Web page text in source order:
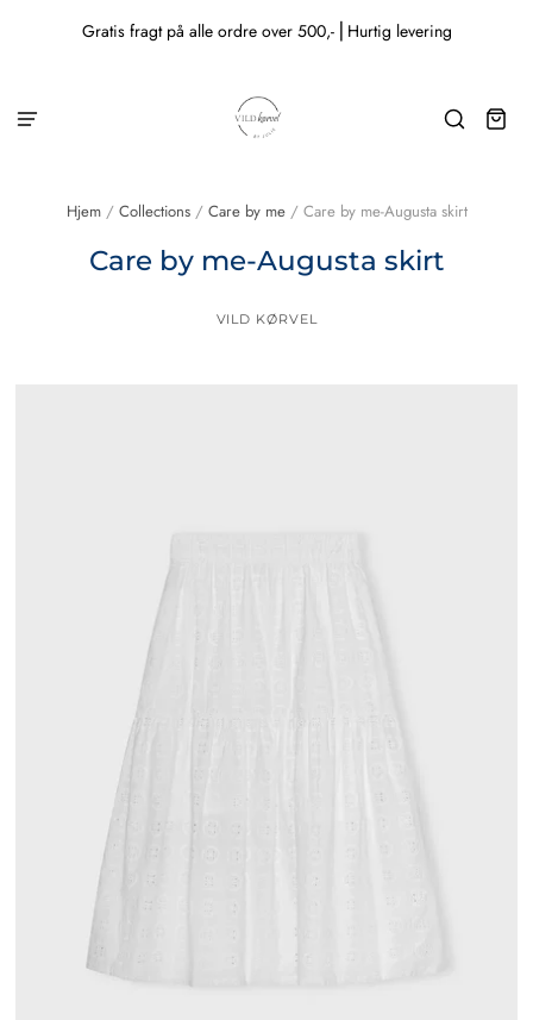
Gratis fragt på alle ordre over 500,- ⎜Hurtig levering
Hjem / Collections / Care by me / Care by me-Augusta skirt
Care by me-Augusta skirt
VILD KØRVEL